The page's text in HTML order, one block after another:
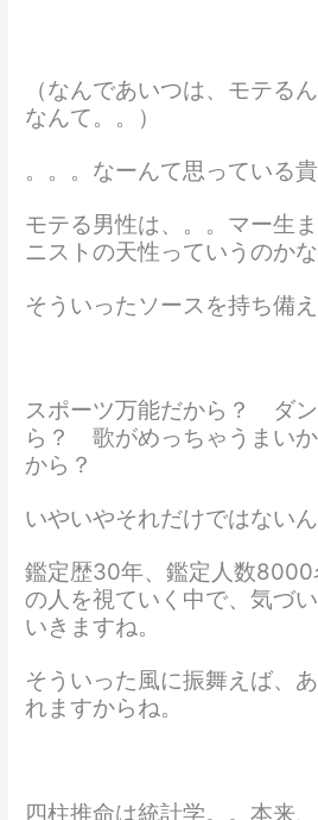
（なんであいつは、モテる
なんて。。）
。。。なーんて思っている貴
モテる男性は、。。マー生
ニストの天性っていうのか
そういったソースを持ち備
スポーツ万能だから？ ダ
ら？ 歌がめっちゃうまい
から？
いやいやそれだけではないん
鑑定歴30年、鑑定人数8000
の人を視ていく中で、気づ
いきますね。
そういった風に振舞えば、
れますからね。
四柱推命は統計学。。本来